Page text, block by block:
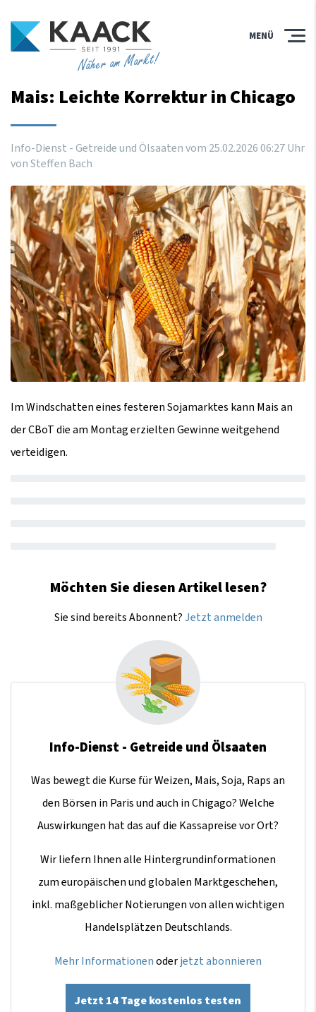
Näher am Markt!
MENÜ
Mais: Leichte Korrektur in Chicago
Info-Dienst - Getreide und Ölsaaten vom 25.02.202606:27Uhr
von Steffen Bach
Im Windschatten eines festeren Sojamarktes kann Mais an
der CBoT die am Montag erzielten Gewinne weitgehend
verteidigen.
Möchten Sie diesen Artikel lesen?
Sie sind bereits Abonnent?Jetzt anmelden
Info-Dienst - Getreide und Ölsaaten
Was bewegt die Kurse für Weizen, Mais, Soja, Raps an
den Börsen in Paris und auch in Chigago? Welche
Auswirkungen hat das auf die Kassapreise vor Ort?
Wir liefern Ihnen alle Hintergrundinformationen
zum europäischen und globalen Marktgeschehen,
inkl. maßgeblicher Notierungen von allen wichtigen
Handelsplätzen Deutschlands.
Mehr Informationenoderjetzt abonnieren
Jetzt 14 Tage kostenlos testen